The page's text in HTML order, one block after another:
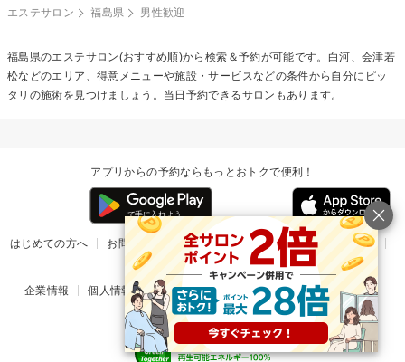
エステサロン 福島県 男性歓迎
福島県のエステサロン(おすすめ順)から検索＆予約が可能です。白河、会津若
松などのエリア、得意メニューや施設・サービスなどの条件から自分にピッ
タリの施術を見つけましょう。当日予約できるサロンもあります。
アプリからの予約ならもっとおトクで便利！
はじめての方へ お問い合わせ ヘルプ リリース情報
利用規約
掲載ご希望のサロン様
企業情報 個人情報保護方針 楽天のサービス一覧 アプリ一覧
© Rakuten Group, Inc.